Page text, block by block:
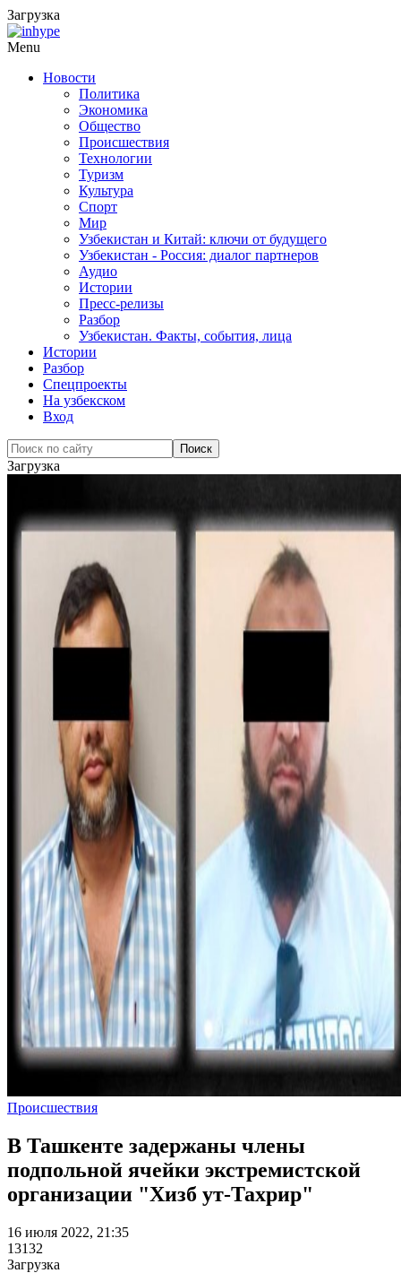
Загрузка
Menu
Новости
Политика
Экономика
Общество
Происшествия
Технологии
Туризм
Культура
Спорт
Мир
Узбекистан и Китай: ключи от будущего
Узбекистан - Россия: диалог партнеров
Аудио
Истории
Пресс-релизы
Разбор
Узбекистан. Факты, события, лица
Истории
Разбор
Спецпроекты
На узбекском
Вход
Загрузка
Происшествия
В Ташкенте задержаны члены
подпольной ячейки экстремистской
организации "Хизб ут-Тахрир"
16 июля 2022, 21:35
13132
Загрузка